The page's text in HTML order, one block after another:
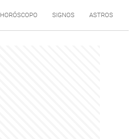
HORÓSCOPO SIGNOS ASTROS